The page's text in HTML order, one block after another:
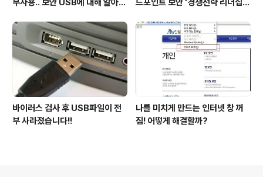
무사용.. 보안 USB에 대해 알아봅
드포인트 보안 ‘경쟁전략 리더십’
바이러스 검사 후 USB파일이 전
부 사라졌습니다!!
나를 미치게 만드는 인터넷 창 꺼
짐! 어떻게 해결할까?